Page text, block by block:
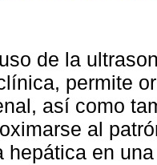
de la
permite
así como
al
hepática en